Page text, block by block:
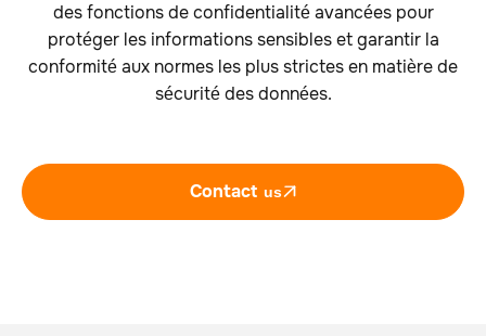
des fonctions de confidentialité avancées pour
protéger les informations sensibles et garantir la
conformité aux normes les plus strictes en matière de
sécurité des données.
Contact us